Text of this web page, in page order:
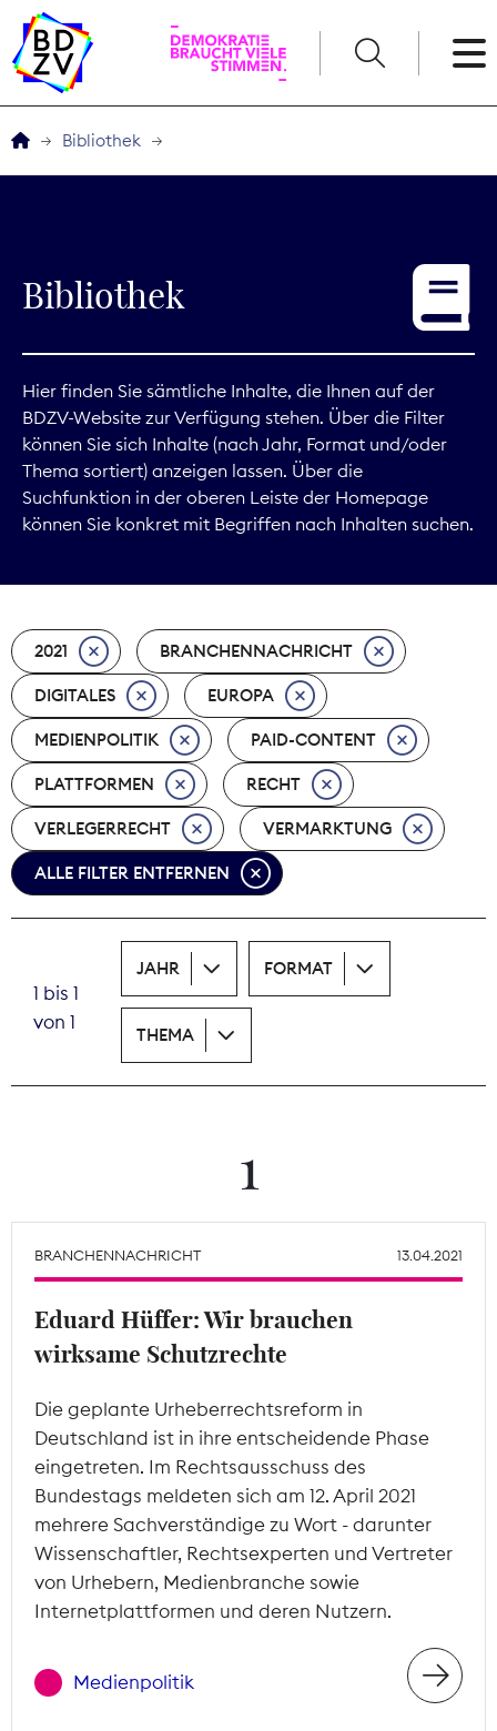
Service
Digitales
Kommunikation
Marktdaten
Nachhaltigkeit
Nachwuchs
Nova Award
Pressefreiheit
Print
Theodor-Wolff-Preis
Bibliothek
Bibliothek
Hier finden Sie sämtliche Inhalte, die Ihnen auf der
BDZV-Website zur Verfügung stehen. Über die Filter
können Sie sich Inhalte (nach Jahr, Format und/oder
Thema sortiert) anzeigen lassen. Über die
Suchfunktion in der oberen Leiste der Homepage
können Sie konkret mit Begriffen nach Inhalten suchen.
2021 BRANCHENNACHRICHT
DIGITALES EUROPA
MEDIENPOLITIK PAID-CONTENT
PLATTFORMEN RECHT
VERLEGERRECHT VERMARKTUNG
ALLE FILTER ENTFERNEN
1 bis 1
von 1
JAHR FORMAT
THEMA
1
BRANCHENNACHRICHT 13.04.2021
Eduard Hüffer: Wir brauchen
wirksame Schutzrechte
Die geplante Urheberrechtsreform in
Deutschland ist in ihre entscheidende Phase
eingetreten. Im Rechtsausschuss des
Bundestags meldeten sich am 12. April 2021
mehrere Sachverständige zu Wort - darunter
Wissenschaftler, Rechtsexperten und Vertreter
von Urhebern, Medienbranche sowie
Internetplattformen und deren Nutzern.
Medienpolitik